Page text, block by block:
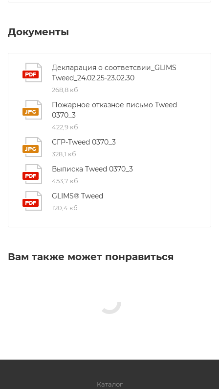
Документы
Декларация о соответсвии_GLIMS
Tweed_24.02.25-23.02.30
268,8 кб
Пожарное отказное письмо Tweed
0370_3
422,9 кб
СГР-Tweed 0370_3
328,1 кб
Выписка Tweed 0370_3
453,7 кб
GLIMS® Tweed
120,4 кб
Вам также может понравиться
Каталог